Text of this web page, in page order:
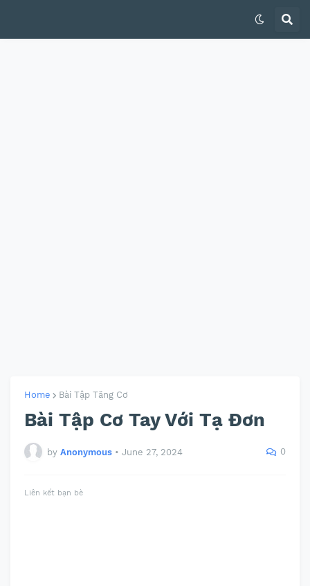
Home Bài Tập Tăng Cơ
Bài Tập Cơ Tay Với Tạ Đơn
by Anonymous • June 27, 2024 0
Liên kết bạn bè